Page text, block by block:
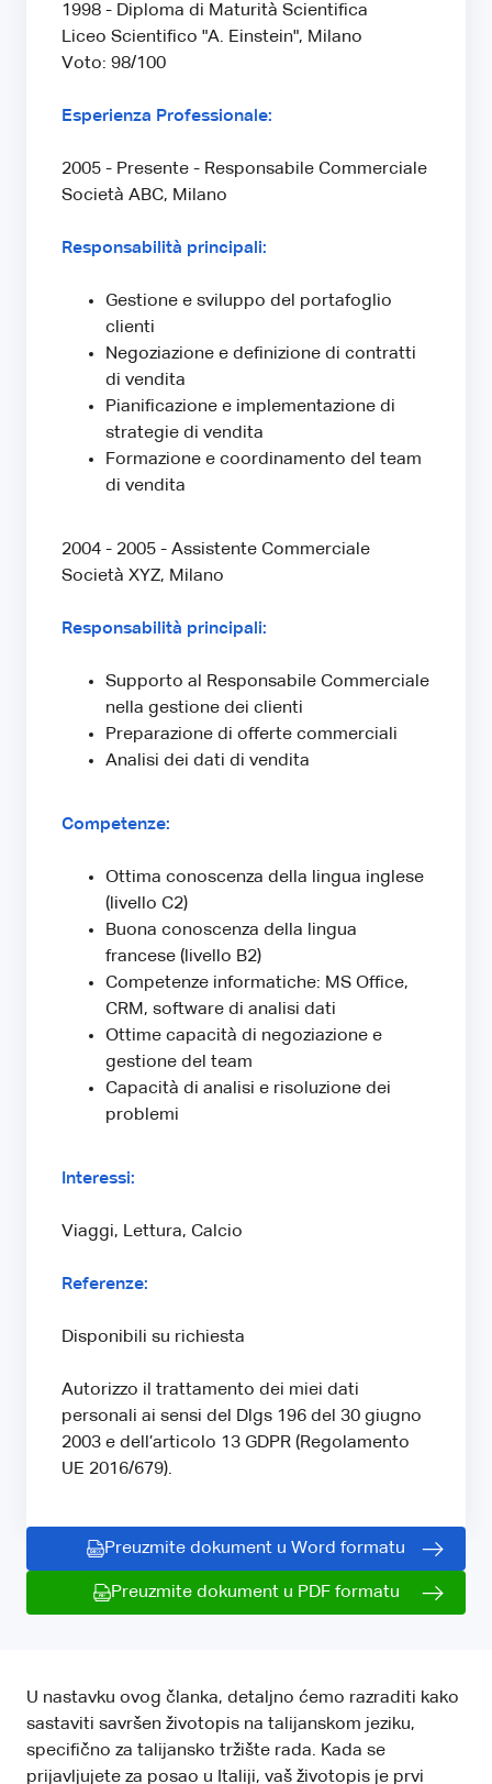
1998 - Diploma di Maturità Scientifica
Liceo Scientifico "A. Einstein", Milano
Voto: 98/100
Esperienza Professionale:
2005 - Presente - Responsabile Commerciale
Società ABC, Milano
Responsabilità principali:
Gestione e sviluppo del portafoglio
clienti
Negoziazione e definizione di contratti
di vendita
Pianificazione e implementazione di
strategie di vendita
Formazione e coordinamento del team
di vendita
2004 - 2005 - Assistente Commerciale
Società XYZ, Milano
Responsabilità principali:
Supporto al Responsabile Commerciale
nella gestione dei clienti
Preparazione di offerte commerciali
Analisi dei dati di vendita
Competenze:
Ottima conoscenza della lingua inglese
(livello C2)
Buona conoscenza della lingua
francese (livello B2)
Competenze informatiche: MS Office,
CRM, software di analisi dati
Ottime capacità di negoziazione e
gestione del team
Capacità di analisi e risoluzione dei
problemi
Interessi:
Viaggi, Lettura, Calcio
Referenze:
Disponibili su richiesta
Autorizzo il trattamento dei miei dati
personali ai sensi del Dlgs 196 del 30 giugno
2003 e dell’articolo 13 GDPR (Regolamento
UE 2016/679).
Preuzmite dokument u Word formatu
Preuzmite dokument u PDF formatu
U nastavku ovog članka, detaljno ćemo razraditi kako
sastaviti savršen životopis na talijanskom jeziku,
specifično za talijansko tržište rada. Kada se
prijavljujete za posao u Italiji, vaš životopis je prvi